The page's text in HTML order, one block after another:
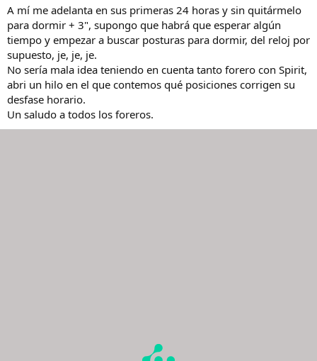
A mí me adelanta en sus primeras 24 horas y sin quitármelo
para dormir + 3", supongo que habrá que esperar algún
tiempo y empezar a buscar posturas para dormir, del reloj por
supuesto, je, je, je.
No sería mala idea teniendo en cuenta tanto forero con Spirit,
abri un hilo en el que contemos qué posiciones corrigen su
desfase horario.
Un saludo a todos los foreros.